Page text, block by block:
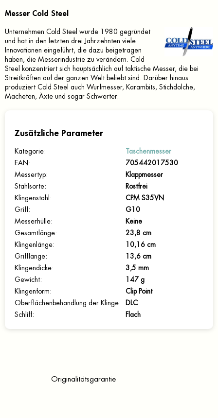
Messer Cold Steel
Unternehmen Cold Steel wurde 1980 gegründet
und hat in den letzten drei Jahrzehnten viele
Innovationen eingeführt, die dazu beigetragen
haben, die Messerindustrie zu verändern. Cold
Steel konzentriert sich hauptsächlich auf taktische Messer, die bei
Streitkräften auf der ganzen Welt beliebt sind. Darüber hinaus
produziert Cold Steel auch Wurfmesser, Karambits, Stichdolche,
Macheten, Äxte und sogar Schwerter.
Zusätzliche Parameter
Kategorie:
Taschenmesser
EAN :
705442017530
Messertyp:
Klappmesser
Stahlsorte:
Rostfrei
Klingenstahl :
CPM S35VN
Griff:
G10
Messerhülle:
Keine
Gesamtlänge:
23,8 cm
Klingenlänge:
10,16 cm
Grifflänge:
13,6 cm
Klingendicke:
3,5 mm
Gewicht:
147 g
Klingenform :
Clip Point
Oberflächenbehandlung der Klinge:
DLC
Schliff: Flach
Originalitätsgarantie